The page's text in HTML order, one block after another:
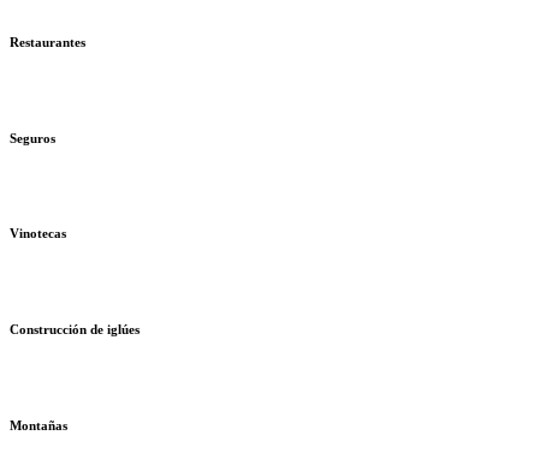
Restaurantes
Seguros
Vinotecas
Construcción de iglúes
Montañas